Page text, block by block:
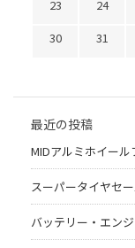
23
24
30
31
最近の投稿
MIDアルミホイール
スーパータイヤセ
バッテリー・エン